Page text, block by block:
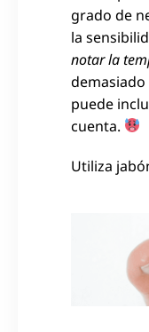
grado de
la
notar la
puede
cuenta.
Utiliza